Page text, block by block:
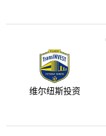
维尔纽斯投资